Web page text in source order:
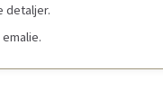
detaljer.